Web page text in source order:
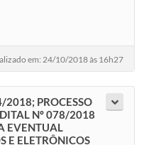
em: 24/10/2018 às 16h27
2018; PROCESSO
Nº 078/2018
EVENTUAL
E ELETRÔNICOS